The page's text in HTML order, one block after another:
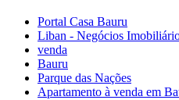
Portal Casa Bauru
Liban - Negócios
venda
Bauru
Parque das Nações
Apartamento à venda em